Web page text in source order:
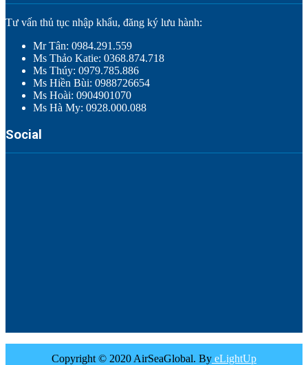
Tư vấn thủ tục nhập khẩu, đăng ký lưu hành:
Mr Tân: 0984.291.559
Ms Thảo Katie: 0368.874.718
Ms Thúy: 0979.785.886
Ms Hiền Bùi: 0988726654
Ms Hoài: 0904901070
Ms Hà My: 0928.000.088
Social
Copyright © 2020 AirSeaGlobal. By eLightUp